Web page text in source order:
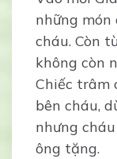
những
cháu. Còn
không còn
Chiếc trâm
bên cháu,
nhưng
ông tặng.